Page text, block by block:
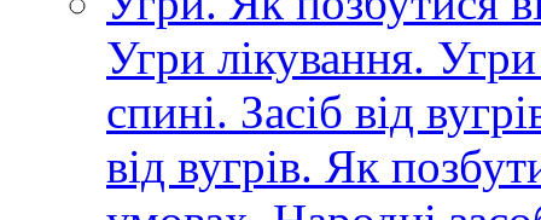
Угри лікування.
спині. Засіб від
від вугрів. Як